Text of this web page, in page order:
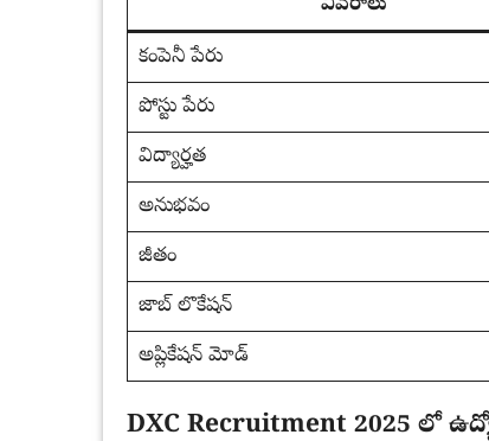
కంపెనీ పేరు
పోస్టు పేరు
విద్యార్హత
అనుభవం
జీతం
జాబ్ లొకేషన్
అప్లికేషన్ మోడ్
DXC Recruitment 2025 లో